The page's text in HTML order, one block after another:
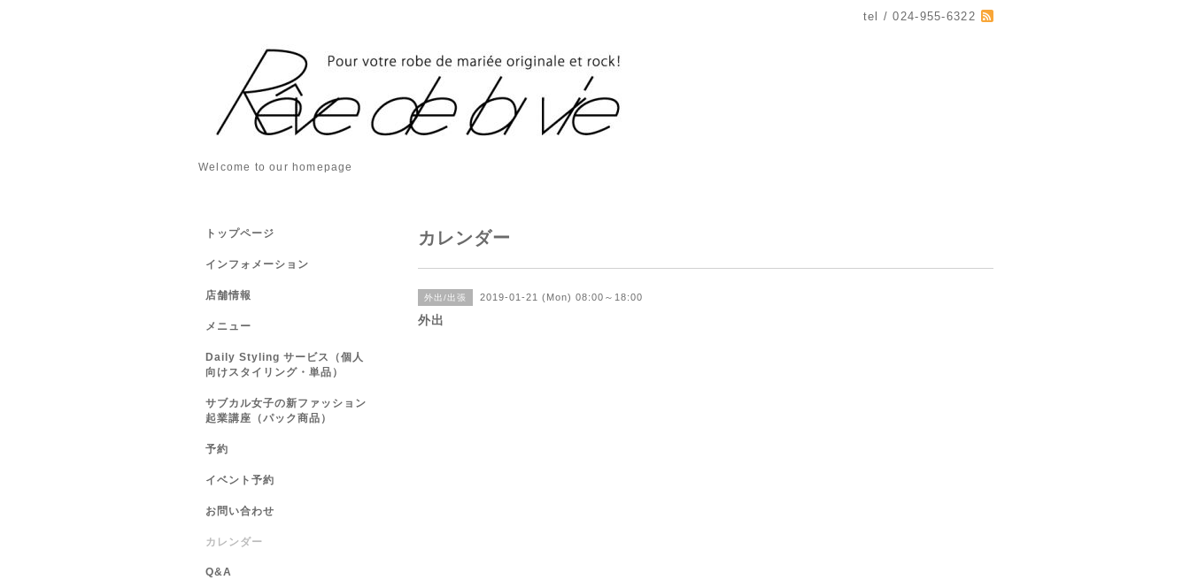
tel / 024-955-6322
Welcome to our homepage
カレンダー
外出/出張 2019-01-21 (Mon) 08:00～18:00
外出
トップページ
インフォメーション
店舗情報
メニュー
Daily Styling サービス（個人
向けスタイリング・単品）
サブカル女子の新ファッション
起業講座（パック商品）
予約
イベント予約
お問い合わせ
カレンダー
Q&A